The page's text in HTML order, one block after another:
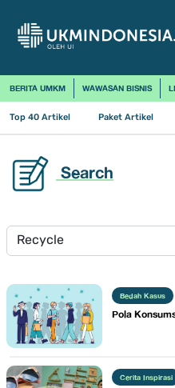
BERITA UMKM WAWASAN BISNIS
Top 40 Artikel Paket Artikel
Search
Bedah Kasus
Pola
Cerita Inspirasi